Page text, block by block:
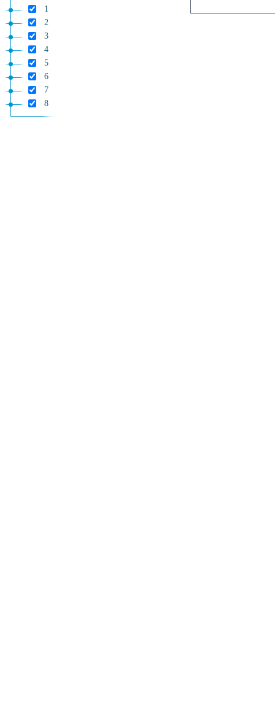
1
2
3
4
5
6
7
8